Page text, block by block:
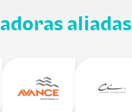
aliadas